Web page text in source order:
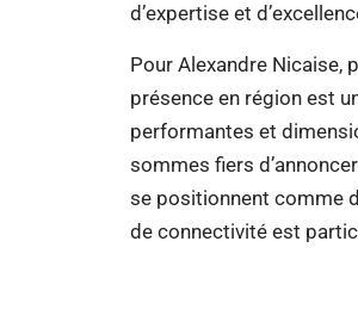
d’expertise et
Pour Alexandre Nicaise,
présence en région est
performantes et
sommes fiers
se positionnent comme
de connectivité est